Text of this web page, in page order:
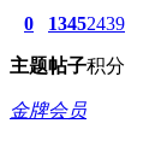
0
主题
1345
帖子
2439
积分
金牌会员